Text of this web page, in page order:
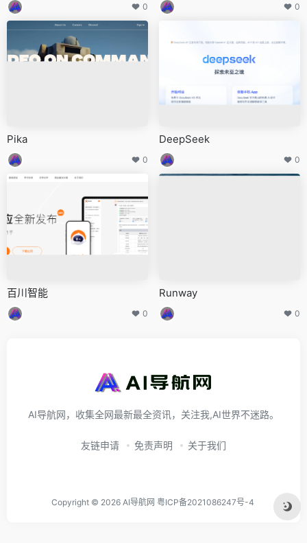
0 0
Pika
0
DeepSeek
0
百川智能
0
Runway
0
AI导航网，收集全网最新最全资讯，关注我,AI世界不迷路。
友链申请 免责声明 关于我们
Copyright © 2026 AI导航网 粤ICP备2021086247号-4